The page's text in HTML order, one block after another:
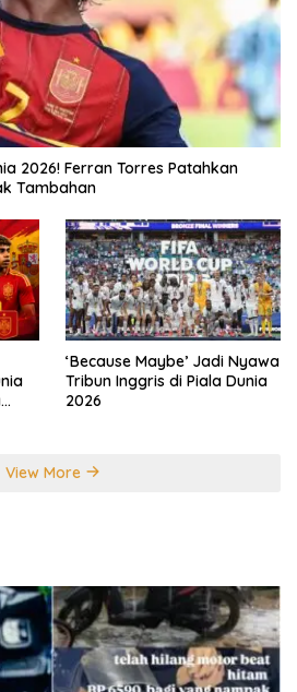
2026! Ferran Torres Patahkan
Tambahan
‘Because Maybe’ Jadi Nyawa
Tribun Inggris di Piala Dunia
2026
View More